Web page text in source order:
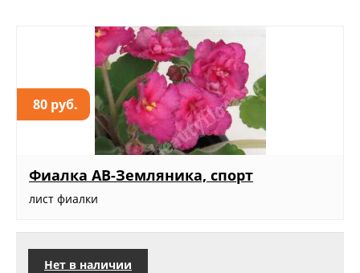
80 руб.
Фиалка АВ-Земляника, спорт
лист фиалки
Нет в наличии